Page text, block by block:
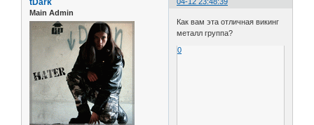
tDark
Main Admin
Как вам эта отличная викинг
металл группа?
0